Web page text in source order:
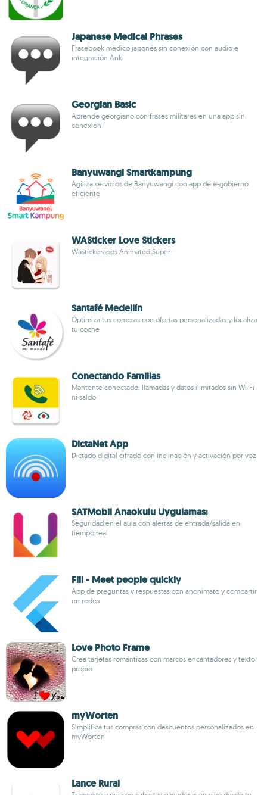
Japanese Medical Phrases
Frasebook médico japonés sin conexión con audio e
integración Anki
Georgian Basic
Aprende georgiano con frases militares en una app sin
conexión
Banyuwangi Smartkampung
Agiliza servicios de Banyuwangi con app de e-gobierno
eficiente
WASticker Love Stickers
Wastickerapps Animated Super
Santafé Medellín
Optimiza tus compras con ofertas personalizadas y localiza
tu coche
Conectando Familias
Mantente conectado: llamadas y datos ilimitados sin Wi‑Fi
ni saldo
DictaNet App
Dictado digital cifrado con inclinación y activación por voz
SATMobil Anaokulu Uygulaması
Seguridad en el aula con alertas de entrada/salida en
tiempo real
Fill - Meet people quickly
App de preguntas y respuestas con anonimato y compartir
en redes
Love Photo Frame
Crea tarjetas románticas con marcos encantadores y texto
propio
myWorten
Simplifica tus compras con descuentos personalizados en
myWorten
Lance Rural